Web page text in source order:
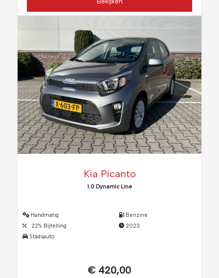
Kia Picanto
1.0 Dynamic Line
Handmatig
22% Bijtelling
Stadsauto
Benzine
2023
€ 420,00